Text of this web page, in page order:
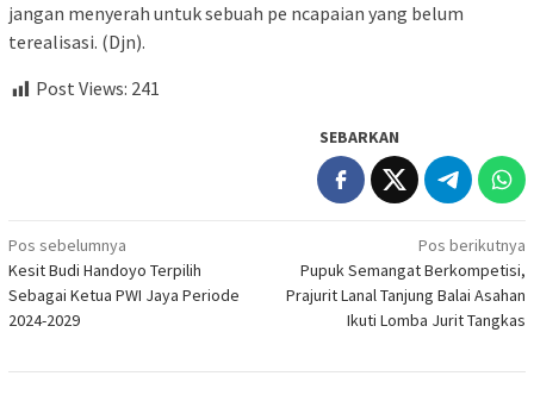
jangan menyerah untuk sebuah pe ncapaian yang belum
terealisasi. (Djn).
Post Views: 241
SEBARKAN
Navigasi
pos
Pos sebelumnya
Kesit Budi Handoyo Terpilih
Sebagai Ketua PWI Jaya Periode
2024-2029
Pos berikutnya
Pupuk Semangat Berkompetisi,
Prajurit Lanal Tanjung Balai Asahan
Ikuti Lomba Jurit Tangkas